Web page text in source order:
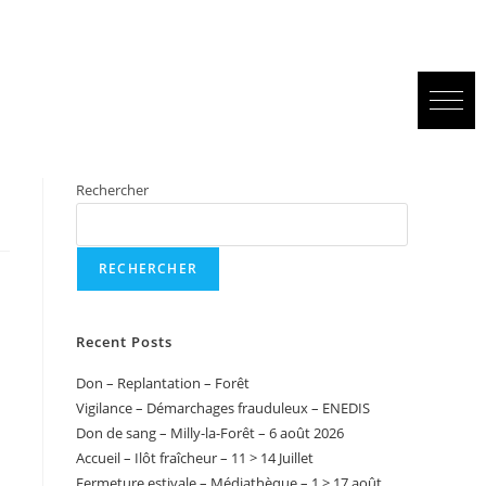
Rechercher
RECHERCHER
Recent Posts
Don – Replantation – Forêt
Vigilance – Démarchages frauduleux – ENEDIS
Don de sang – Milly-la-Forêt – 6 août 2026
Accueil – Ilôt fraîcheur – 11 > 14 Juillet